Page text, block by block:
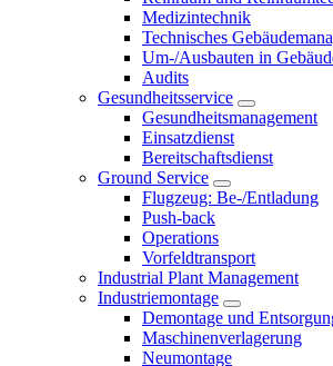
Medizintechnik
Technisches
Um-/Ausbauten in
Audits
Gesundheitsservice
Gesundheitsmanagement
Einsatzdienst
Bereitschaftsdienst
Ground Service
Flugzeug: Be-/Entladung
Push-back
Operations
Vorfeldtransport
Industrial Plant Management
Industriemontage
Demontage und
Maschinenverlagerung
Neumontage